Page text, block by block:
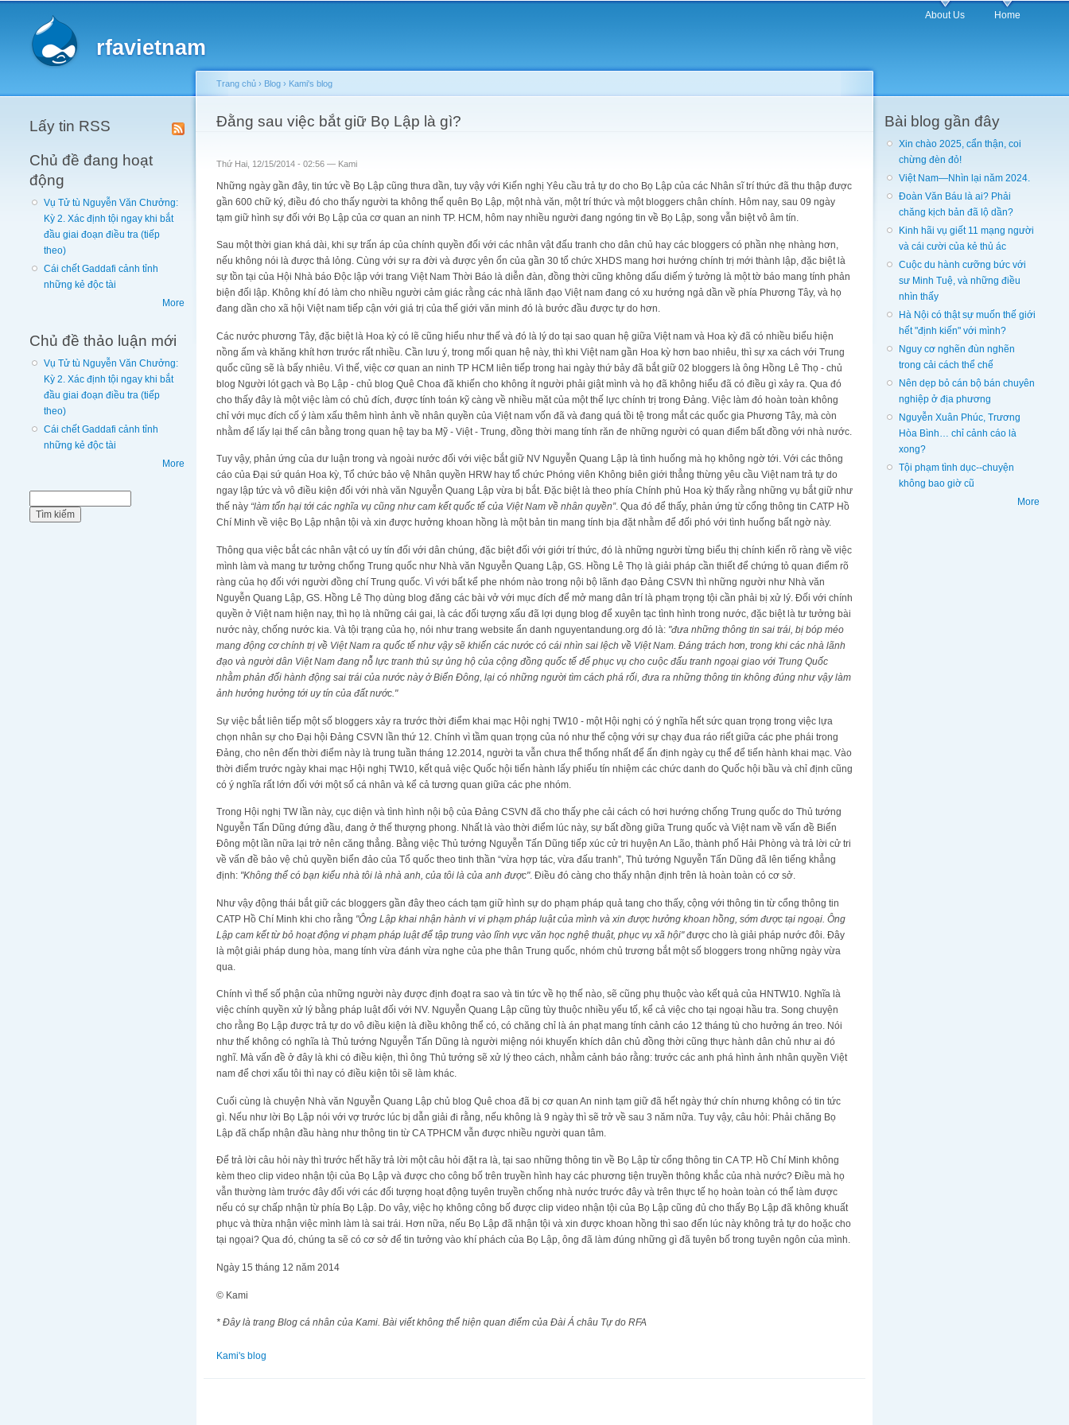
rfavietnam
About Us Home
Lấy tin RSS
Chủ đề đang hoạt
động
Vụ Tử tù Nguyễn Văn Chưởng:
Kỳ 2. Xác định tội ngay khi bắt
đầu giai đoạn điều tra (tiếp
theo)
Cái chết Gaddafi cảnh tỉnh
những kẻ độc tài
More
Chủ đề thảo luận mới
Vụ Tử tù Nguyễn Văn Chưởng:
Kỳ 2. Xác định tội ngay khi bắt
đầu giai đoạn điều tra (tiếp
theo)
Cái chết Gaddafi cảnh tỉnh
những kẻ độc tài
More
You are here
Trang chủ › Blog › Kami's blog
Đằng sau việc bắt giữ Bọ Lập là gì?
Thứ Hai, 12/15/2014 - 02:56 — Kami
Những ngày gần đây, tin tức về Bọ Lập cũng thưa dần, tuy vậy với Kiến nghị Yêu cầu trả tự do cho Bọ Lập của các Nhân sĩ trí thức đã thu thập được
gần 600 chữ ký, điều đó cho thấy người ta không thể quên Bọ Lập, một nhà văn, một trí thức và một bloggers chân chính. Hôm nay, sau 09 ngày
tạm giữ hình sự đối với Bọ Lập của cơ quan an ninh TP. HCM, hôm nay nhiều người đang ngóng tin về Bọ Lập, song vẫn biệt vô âm tín.
Sau một thời gian khá dài, khi sự trấn áp của chính quyền đối với các nhân vật đấu tranh cho dân chủ hay các bloggers có phần nhẹ nhàng hơn,
nếu không nói là được thả lỏng. Cùng với sự ra đời và được yên ổn của gần 30 tổ chức XHDS mang hơi hướng chính trị mới thành lập, đặc biệt là
sự tồn tại của Hội Nhà báo Độc lập với trang Việt Nam Thời Báo là diễn đàn, đồng thời cũng không dấu diếm ý tưởng là một tờ báo mang tính phản
biện đối lập. Không khí đó làm cho nhiều người cảm giác rằng các nhà lãnh đạo Việt nam đang có xu hướng ngả dần về phía Phương Tây, và họ
đang dần cho xã hội Việt nam tiếp cận với giá trị của thế giới văn minh đó là bước đầu được tự do hơn.
Các nước phương Tây, đặc biệt là Hoa kỳ có lẽ cũng hiểu như thế và đó là lý do tại sao quan hệ giữa Việt nam và Hoa kỳ đã có nhiều biểu hiện
nồng ấm và khăng khít hơn trước rất nhiều. Cần lưu ý, trong mối quan hệ này, thì khi Việt nam gần Hoa kỳ hơn bao nhiêu, thì sự xa cách với Trung
quốc cũng sẽ là bấy nhiêu. Vì thế, việc cơ quan an ninh TP HCM liên tiếp trong hai ngày thứ bảy đã bắt giữ 02 bloggers là ông Hồng Lê Thọ - chủ
blog Người lót gạch và Bọ Lập - chủ blog Quê Choa đã khiến cho không ít người phải giật mình và họ đã không hiểu đã có điều gì xảy ra. Qua đó
cho thấy đây là một việc làm có chủ đích, được tính toán kỹ càng về nhiều mặt của một thế lực chính trị trong Đảng. Việc làm đó hoàn toàn không
chỉ với mục đích cố ý làm xấu thêm hình ảnh về nhân quyền của Việt nam vốn đã và đang quá tồi tệ trong mắt các quốc gia Phương Tây, mà còn
nhằm để lấy lại thế cân bằng trong quan hệ tay ba Mỹ - Việt - Trung, đồng thời mang tính răn đe những người có quan điểm bất đồng với nhà nước.
Tuy vậy, phản ứng của dư luận trong và ngoài nước đối với việc bắt giữ NV Nguyễn Quang Lập là tình huống mà họ không ngờ tới. Với các thông
cáo của Đại sứ quán Hoa kỳ, Tổ chức bảo vệ Nhân quyền HRW hay tổ chức Phóng viên Không biên giới thẳng thừng yêu cầu Việt nam trả tự do
ngay lập tức và vô điều kiện đối với nhà văn Nguyễn Quang Lập vừa bị bắt. Đặc biệt là theo phía Chính phủ Hoa kỳ thấy rằng những vụ bắt giữ như
thế này “làm tổn hại tới các nghĩa vụ cũng như cam kết quốc tế của Việt Nam về nhân quyền”. Qua đó để thấy, phản ứng từ cổng thông tin CATP Hồ
Chí Minh về việc Bọ Lập nhận tội và xin được hưởng khoan hồng là một bản tin mang tính bịa đặt nhằm để đối phó với tình huống bất ngờ này.
Thông qua việc bắt các nhân vật có uy tín đối với dân chúng, đặc biệt đối với giới trí thức, đó là những người từng biểu thị chính kiến rõ ràng về việc
mình làm và mang tư tưởng chống Trung quốc như Nhà văn Nguyễn Quang Lập, GS. Hồng Lê Thọ là giải pháp cần thiết để chứng tỏ quan điểm rõ
ràng của họ đối với người đồng chí Trung quốc. Vì với bất kể phe nhóm nào trong nội bộ lãnh đạo Đảng CSVN thì những người như Nhà văn
Nguyễn Quang Lập, GS. Hồng Lê Thọ dùng blog đăng các bài vở với mục đích để mở mang dân trí là phạm trọng tội cần phải bị xử lý. Đối với chính
quyền ở Việt nam hiện nay, thì họ là những cái gai, là các đối tượng xấu đã lợi dụng blog để xuyên tạc tình hình trong nước, đặc biệt là tư tưởng bài
nước này, chống nước kia. Và tội trạng của họ, nói như trang website ẩn danh nguyentandung.org đó là: "đưa những thông tin sai trái, bị bóp méo
mang động cơ chính trị về Việt Nam ra quốc tế như vậy sẽ khiến các nước có cái nhìn sai lệch về Việt Nam. Đáng trách hơn, trong khi các nhà lãnh
đạo và người dân Việt Nam đang nỗ lực tranh thủ sự ủng hộ của cộng đồng quốc tế để phục vụ cho cuộc đấu tranh ngoại giao với Trung Quốc
nhằm phản đối hành động sai trái của nước này ở Biển Đông, lại có những người tìm cách phá rối, đưa ra những thông tin không đúng như vậy làm
ảnh hưởng hưởng tới uy tín của đất nước."
Sự việc bắt liên tiếp một số bloggers xảy ra trước thời điểm khai mạc Hội nghị TW10 - một Hội nghị có ý nghĩa hết sức quan trọng trong việc lựa
chọn nhân sự cho Đại hội Đảng CSVN lần thứ 12. Chính vì tầm quan trọng của nó như thế cộng với sự chạy đua ráo riết giữa các phe phái trong
Đảng, cho nên đến thời điểm này là trung tuần tháng 12.2014, người ta vẫn chưa thể thống nhất để ấn định ngày cụ thể để tiến hành khai mạc. Vào
thời điểm trước ngày khai mạc Hội nghị TW10, kết quả việc Quốc hội tiến hành lấy phiếu tín nhiệm các chức danh do Quốc hội bầu và chỉ định cũng
có ý nghĩa rất lớn đối với một số cá nhân và kể cả tương quan giữa các phe nhóm.
Trong Hội nghị TW lần này, cục diện và tình hình nội bộ của Đảng CSVN đã cho thấy phe cải cách có hơi hướng chống Trung quốc do Thủ tướng
Nguyễn Tấn Dũng đứng đầu, đang ở thế thượng phong. Nhất là vào thời điểm lúc này, sự bất đồng giữa Trung quốc và Việt nam về vấn đề Biển
Đông một lần nữa lại trở nên căng thẳng. Bằng việc Thủ tướng Nguyễn Tấn Dũng tiếp xúc cử tri huyện An Lão, thành phố Hải Phòng và trả lời cử tri
về vấn đề bảo vệ chủ quyền biển đảo của Tổ quốc theo tinh thần “vừa hợp tác, vừa đấu tranh”, Thủ tướng Nguyễn Tấn Dũng đã lên tiếng khẳng
định: "Không thể có bạn kiểu nhà tôi là nhà anh, của tôi là của anh được". Điều đó càng cho thấy nhận định trên là hoàn toàn có cơ sở.
Như vậy động thái bắt giữ các bloggers gần đây theo cách tạm giữ hình sự do phạm pháp quả tang cho thấy, cộng với thông tin từ cổng thông tin
CATP Hồ Chí Minh khi cho rằng "Ông Lập khai nhận hành vi vi phạm pháp luật của mình và xin được hưởng khoan hồng, sớm được tại ngoại. Ông
Lập cam kết từ bỏ hoạt động vi phạm pháp luật để tập trung vào lĩnh vực văn học nghệ thuật, phục vụ xã hội"được cho là giải pháp nước đôi. Đây
là một giải pháp dung hòa, mang tính vừa đánh vừa nghe của phe thân Trung quốc, nhóm chủ trương bắt một số bloggers trong những ngày vừa
qua.
Chính vì thế số phận của những người này được định đoạt ra sao và tin tức về họ thế nào, sẽ cũng phụ thuộc vào kết quả của HNTW10. Nghĩa là
việc chính quyền xử lý bằng pháp luật đối với NV. Nguyễn Quang Lập cũng tùy thuộc nhiều yếu tố, kể cả việc cho tại ngoại hầu tra. Song chuyện
cho rằng Bọ Lập được trả tự do vô điều kiện là điều không thể có, có chăng chỉ là án phạt mang tính cảnh cáo 12 tháng tù cho hưởng án treo. Nói
như thế không có nghĩa là Thủ tướng Nguyễn Tấn Dũng là người miệng nói khuyến khích dân chủ đồng thời cũng thực hành dân chủ như ai đó
nghĩ. Mà vấn đề ở đây là khi có điều kiện, thì ông Thủ tướng sẽ xử lý theo cách, nhằm cảnh báo rằng: trước các anh phá hình ảnh nhân quyền Việt
nam để chơi xấu tôi thì nay có điều kiện tôi sẽ làm khác.
Cuối cùng là chuyện Nhà văn Nguyễn Quang Lập chủ blog Quê choa đã bị cơ quan An ninh tạm giữ đã hết ngày thứ chín nhưng không có tin tức
gì. Nếu như lời Bọ Lập nói với vợ trước lúc bị dẫn giải đi rằng, nếu không là 9 ngày thì sẽ trở về sau 3 năm nữa. Tuy vậy, câu hỏi: Phải chăng Bọ
Lập đã chấp nhận đầu hàng như thông tin từ CA TPHCM vẫn được nhiều người quan tâm.
Để trả lời câu hỏi này thì trước hết hãy trả lời một câu hỏi đặt ra là, tại sao những thông tin về Bọ Lập từ cổng thông tin CA TP. Hồ Chí Minh không
kèm theo clip video nhận tội của Bọ Lập và được cho công bố trên truyền hình hay các phương tiện truyền thông khắc của nhà nước? Điều mà họ
vẫn thường làm trước đây đối với các đối tượng hoạt động tuyên truyền chống nhà nước trước đây và trên thực tế họ hoàn toàn có thể làm được
nếu có sự chấp nhận từ phía Bọ Lập. Do vây, việc họ không công bố được clip video nhận tội của Bọ Lập cũng đủ cho thấy Bọ Lập đã không khuất
phục và thừa nhận việc mình làm là sai trái. Hơn nữa, nếu Bọ Lập đã nhận tội và xin được khoan hồng thì sao đến lúc này không trả tự do hoặc cho
tại ngọai? Qua đó, chúng ta sẽ có cơ sở để tin tưởng vào khí phách của Bọ Lập, ông đã làm đúng những gì đã tuyên bố trong tuyên ngôn của mình.
Ngày 15 tháng 12 năm 2014
© Kami
* Đây là trang Blog cá nhân của Kami. Bài viết không thể hiện quan điểm của Đài Á châu Tự do RFA
Kami's blog
Bài blog gần đây
Xin chào 2025, cẩn thận, coi
chừng đèn đỏ!
Việt Nam—Nhìn lại năm 2024.
Đoàn Văn Báu là ai? Phải
chăng kịch bản đã lộ dần?
Kinh hãi vụ giết 11 mạng người
và cái cười của kẻ thủ ác
Cuộc du hành cưỡng bức với
sư Minh Tuệ, và những điều
nhìn thấy
Hà Nội có thật sự muốn thế giới
hết "định kiến" với mình?
Nguy cơ nghẽn đùn nghẽn
trong cải cách thể chế
Nên dẹp bỏ cán bộ bán chuyên
nghiệp ở địa phương
Nguyễn Xuân Phúc, Trương
Hòa Bình… chỉ cảnh cáo là
xong?
Tội phạm tình dục--chuyện
không bao giờ cũ
More